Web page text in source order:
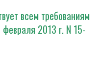
всем требованиям
2013 г. N 15-